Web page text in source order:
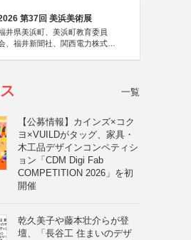
第37回 美浜美術展
井県美浜町、美浜町教育委員
、福井新聞社、関西電力株式会
一覧
【公募情報】カインズ×コク
ヨ×VUILDがタッグ、家具・
木工品デザインコンペティシ
ョン「CDM Digi Fab
COMPETITION 2026」を初
開催
乾久美子や藤本壮介らが登
壇、「長谷工 住まいのデザ